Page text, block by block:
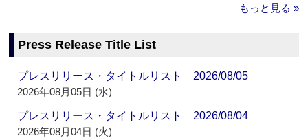
もっと見る »
Press Release Title List
プレスリリース・タイトルリスト 2026/08/05
2026年08月05日 (水)
プレスリリース・タイトルリスト 2026/08/04
2026年08月04日 (火)